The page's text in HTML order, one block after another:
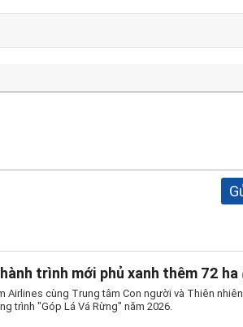
trình mới phủ xanh thêm 72 ha
cùng Trung tâm Con người và Thiên
trình "Góp Lá Vá Rừng" năm 2026.